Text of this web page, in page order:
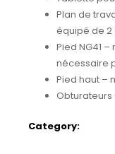
Plan de
équipé de 2
Pied NG41
nécessaire
Pied haut –
Category: